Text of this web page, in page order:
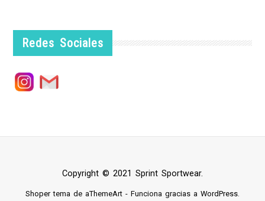
Redes Sociales
Copyright © 2021 Sprint Sportwear.
Shopertema de aThemeArt - Funciona gracias a WordPress